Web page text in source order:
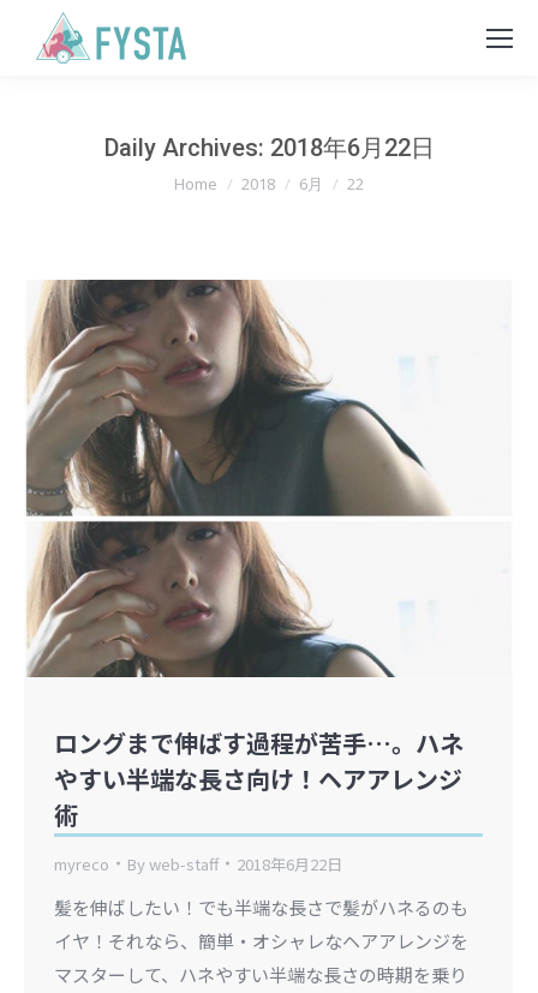
Daily Archives: 2018年6月22日
You are here:
Home 2018 6月 22
ロングまで伸ばす過程が苦手…。ハネ
やすい半端な長さ向け！ヘアアレンジ
術
myreco Byweb-staff 2018年6月22日
髪を伸ばしたい！でも半端な長さで髪がハネるのも
イヤ！それなら、簡単・オシャレなヘアアレンジを
マスターして、ハネやすい半端な長さの時期を乗り